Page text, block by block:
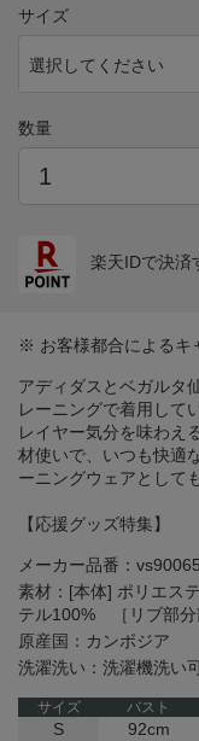
サイズ
選択してください
数量
楽天IDで決済
※ お客様都合によるキ
アディダスとベガルタ
レーニングで着用して
レイヤー気分を味わえ
材使いで、いつも快適
ーニングウェアとして
【応援グッズ特集】
メーカー品番：
素材：[本体] ポリエス
テル100% ［リブ部分
原産国：カンボジア
洗濯洗い：洗濯機洗い
サイズ バスト
S 92cm